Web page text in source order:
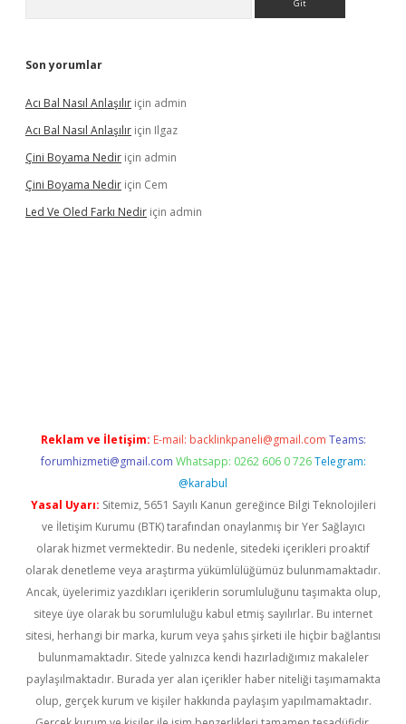
Son yorumlar
Acı Bal Nasıl Anlaşılır için admin
Acı Bal Nasıl Anlaşılır için Ilgaz
Çini Boyama Nedir için admin
Çini Boyama Nedir için Cem
Led Ve Oled Farkı Nedir için admin
Reklam ve İletişim: E-mail: backlinkpaneli@gmail.com Teams:
forumhizmeti@gmail.com Whatsapp: 0262 606 0 726 Telegram:
@karabul
Yasal Uyarı: Sitemiz, 5651 Sayılı Kanun gereğince Bilgi Teknolojileri
ve İletişim Kurumu (BTK) tarafından onaylanmış bir Yer Sağlayıcı
olarak hizmet vermektedir. Bu nedenle, sitedeki içerikleri proaktif
olarak denetleme veya araştırma yükümlülüğümüz bulunmamaktadır.
Ancak, üyelerimiz yazdıkları içeriklerin sorumluluğunu taşımakta olup,
siteye üye olarak bu sorumluluğu kabul etmiş sayılırlar. Bu internet
sitesi, herhangi bir marka, kurum veya şahıs şirketi ile hiçbir bağlantısı
bulunmamaktadır. Sitede yalnızca kendi hazırladığımız makaleler
paylaşılmaktadır. Burada yer alan içerikler haber niteliği taşımamakta
olup, gerçek kurum ve kişiler hakkında paylaşım yapılmamaktadır.